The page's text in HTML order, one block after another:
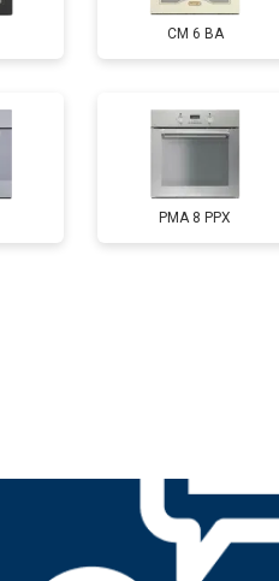
CM 6 BA
PMA 8 PPX